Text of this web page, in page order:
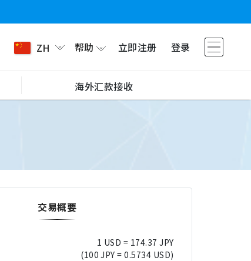
ZH 帮助 立即注册 登录
海外汇款接收
交易概要
1 USD = 174.37 JPY
(100 JPY = 0.5734 USD)